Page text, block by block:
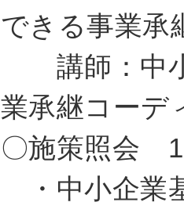
できる事業
講師：中小
業承継コー
〇施策照会
・中小企業